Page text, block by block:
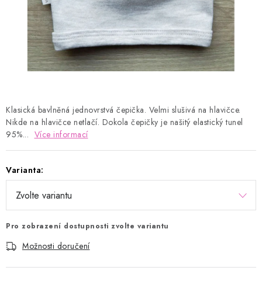
Kontakty Proč AMÁLKA?
Doprava a platba
Tabulka velikostí
Postup pro vrácení a výměnu
Velkoobchod
Obchodní podmínky
Podmínky ochrany osobních údajů
Blog
Klasická bavlněná jednovrstvá čepička. Velmi slušivá na hlavičce.
Nikde na hlavičce netlačí. Dokola čepičky je našitý elastický tunel
95%... Více informací
Varianta:
Pro zobrazení dostupnosti zvolte variantu
Možnosti doručení